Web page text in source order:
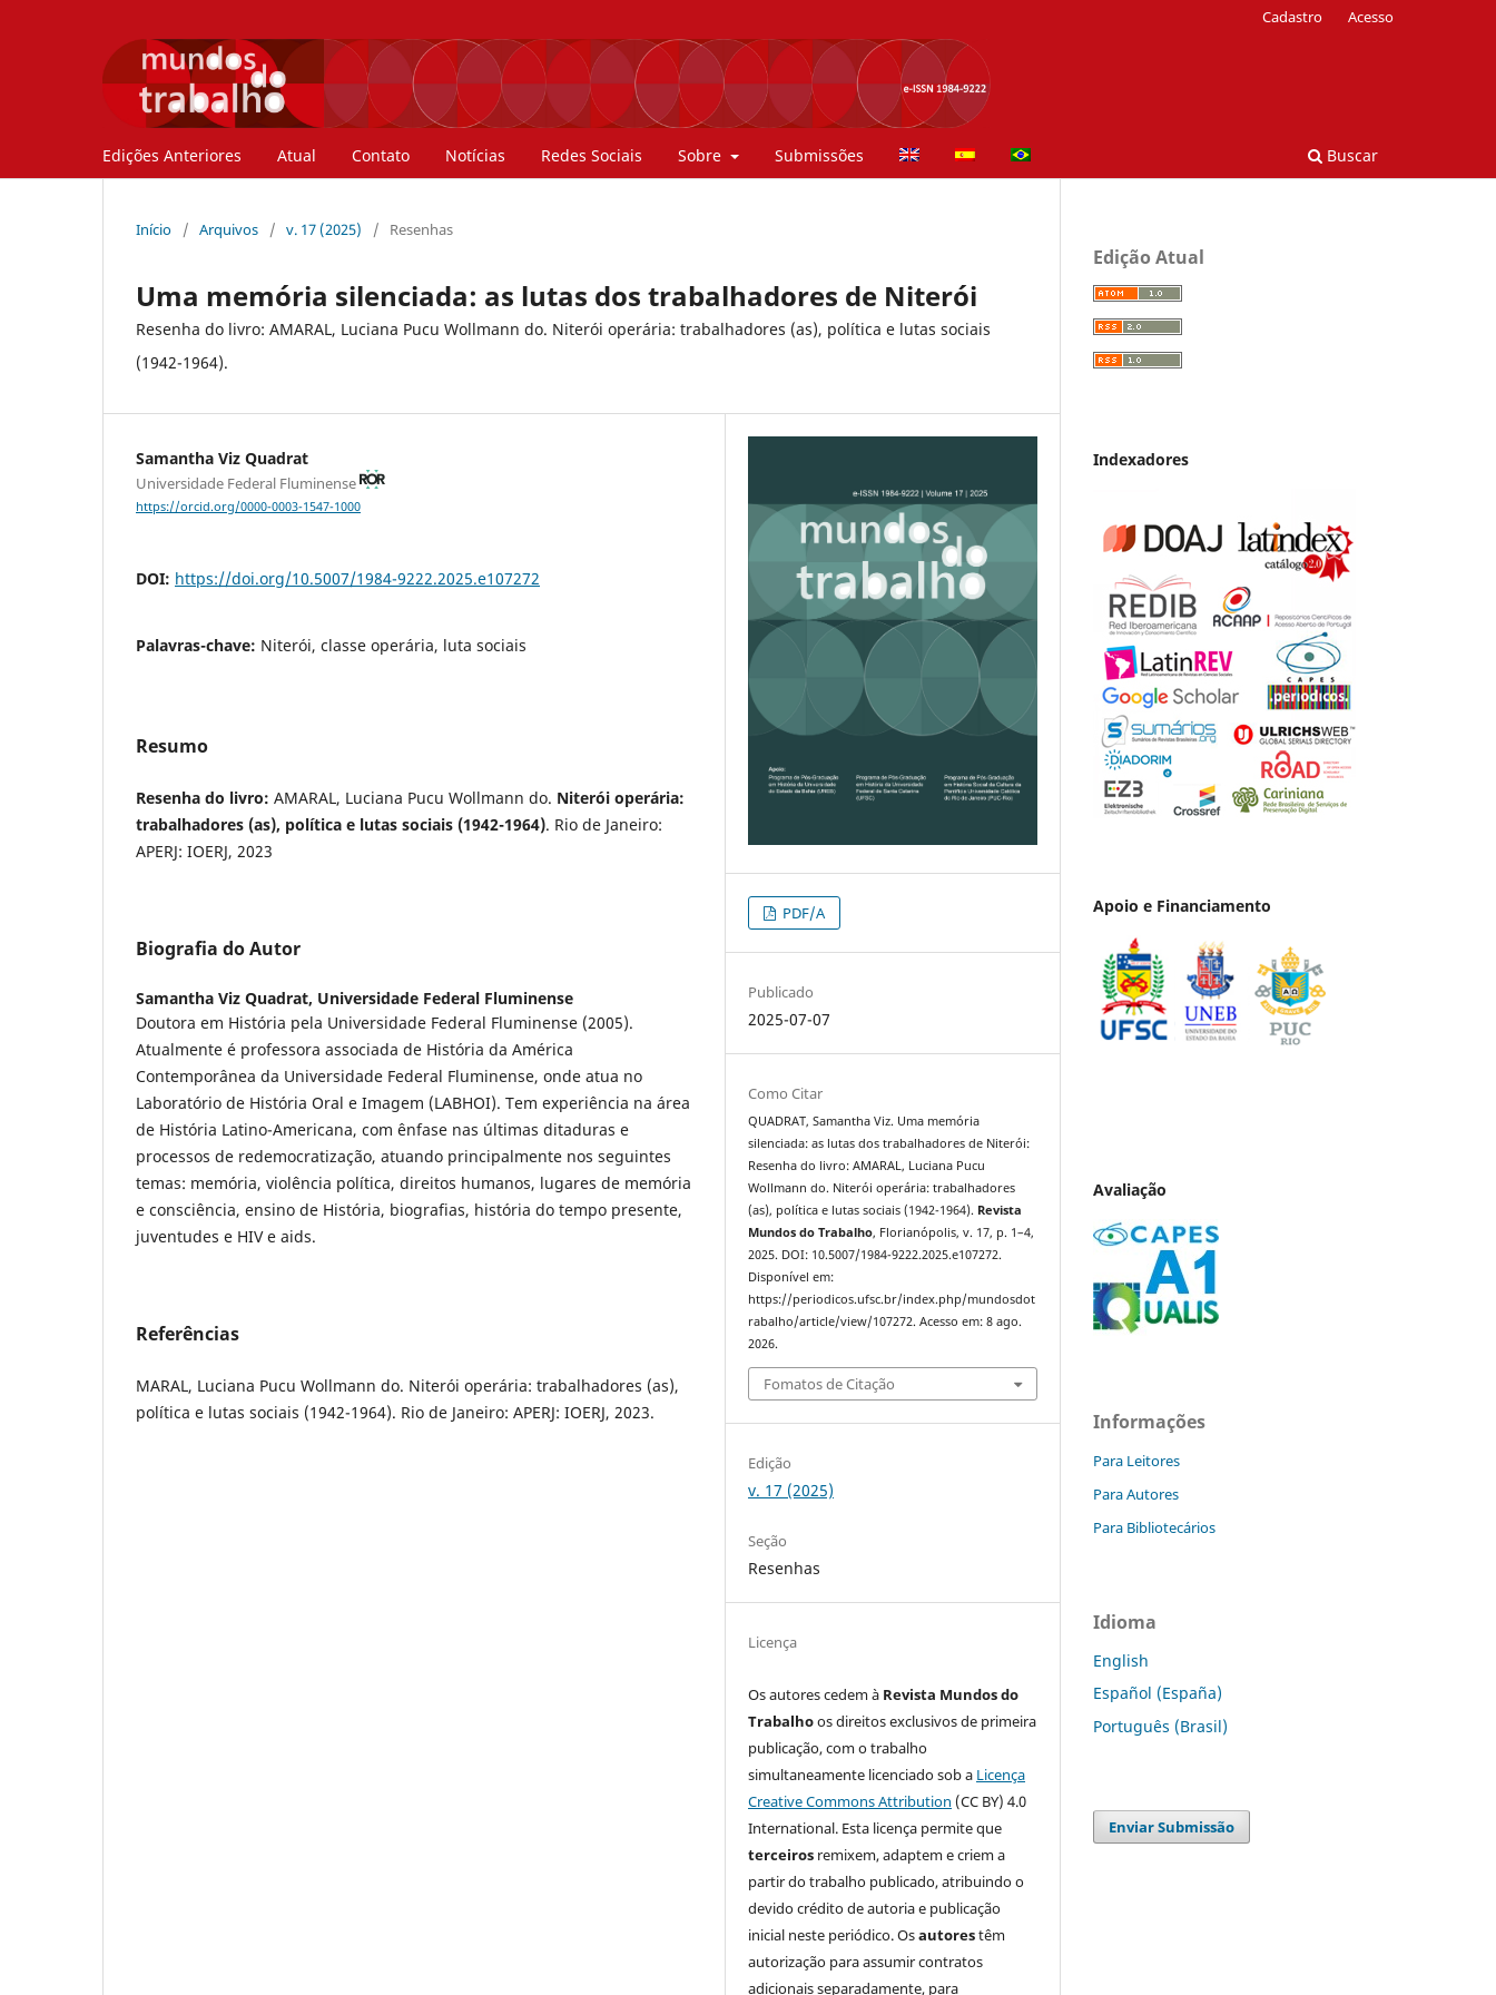
Edições Anteriores Atual Contato Notícias Redes Sociais Sobre Submissões Buscar
Cadastro Acesso
Início / Arquivos / v. 17 (2025) / Resenhas
Uma memória silenciada: as lutas dos trabalhadores de Niterói
Resenha do livro: AMARAL, Luciana Pucu Wollmann do. Niterói operária: trabalhadores (as), política e lutas sociais
(1942-1964).
Samantha Viz Quadrat
Universidade Federal Fluminense
https://orcid.org/0000-0003-1547-1000
DOI: https://doi.org/10.5007/1984-9222.2025.e107272
Palavras-chave: Niterói, classe operária, luta sociais
Resumo
Resenha do livro: AMARAL, Luciana Pucu Wollmann do. Niterói operária:
trabalhadores (as), política e lutas sociais (1942-1964). Rio de Janeiro:
APERJ: IOERJ, 2023
Biografia do Autor
Samantha Viz Quadrat, Universidade Federal Fluminense
Doutora em História pela Universidade Federal Fluminense (2005).
Atualmente é professora associada de História da América
Contemporânea da Universidade Federal Fluminense, onde atua no
Laboratório de História Oral e Imagem (LABHOI). Tem experiência na área
de História Latino-Americana, com ênfase nas últimas ditaduras e
processos de redemocratização, atuando principalmente nos seguintes
temas: memória, violência política, direitos humanos, lugares de memória
e consciência, ensino de História, biografias, história do tempo presente,
juventudes e HIV e aids.
Referências
MARAL, Luciana Pucu Wollmann do. Niterói operária: trabalhadores (as),
política e lutas sociais (1942-1964). Rio de Janeiro: APERJ: IOERJ, 2023.
PDF/A
Publicado
2025-07-07
Como Citar
QUADRAT, Samantha Viz. Uma memória
silenciada: as lutas dos trabalhadores de Niterói:
Resenha do livro: AMARAL, Luciana Pucu
Wollmann do. Niterói operária: trabalhadores
(as), política e lutas sociais (1942-1964). Revista
Mundos do Trabalho, Florianópolis, v. 17, p. 1–4,
2025. DOI: 10.5007/1984-9222.2025.e107272.
Disponível em:
https://periodicos.ufsc.br/index.php/mundosdot
rabalho/article/view/107272. Acesso em: 8 ago.
2026.
Fomatos de Citação
Edição
v. 17 (2025)
Seção
Resenhas
Licença
Os autores cedem à Revista Mundos do
Trabalhoos direitos exclusivos de primeira
publicação, com o trabalho
simultaneamente licenciado sob a Licença
Creative Commons Attribution (CC BY) 4.0
International. Esta licença permite que
terceiros remixem, adaptem e criem a
partir do trabalho publicado, atribuindo o
devido crédito de autoria e publicação
inicial neste periódico. Osautorestêm
autorização para assumir contratos
adicionais separadamente, para
Edição Atual
Indexadores
Apoio e Financiamento
Avaliação
Informações
Para Leitores
Para Autores
Para Bibliotecários
Idioma
English
Español (España)
Português (Brasil)
Enviar Submissão